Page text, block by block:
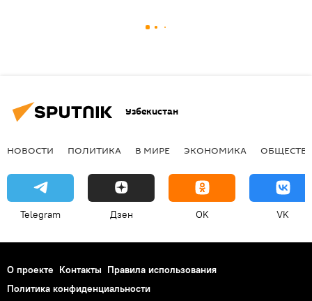
Узбекистан
НОВОСТИ ПОЛИТИКА В МИРЕ ЭКОНОМИКА
Telegram Дзен OK VK
О проекте Контакты Правила использования
Политика конфиденциальности